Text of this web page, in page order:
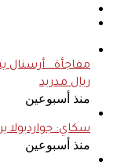
مفاجأة.. أرسنال
ريال مدريد
منذ أسبوعين
سكاي: جوارديولا
منذ أسبوعين